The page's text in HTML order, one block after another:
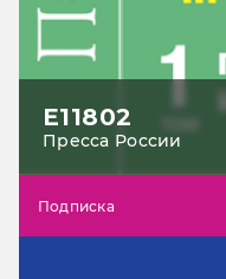
Е11802
Пресса России
Подписка